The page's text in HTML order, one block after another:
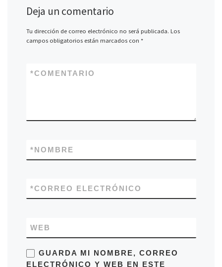
Deja un comentario
Tu dirección de correo electrónico no será publicada. Los
campos obligatorios están marcados con *
COMENTARIO
*
NOMBRE
*
CORREO ELECTRÓNICO
*
WEB
GUARDA MI NOMBRE, CORREO
ELECTRÓNICO Y WEB EN ESTE